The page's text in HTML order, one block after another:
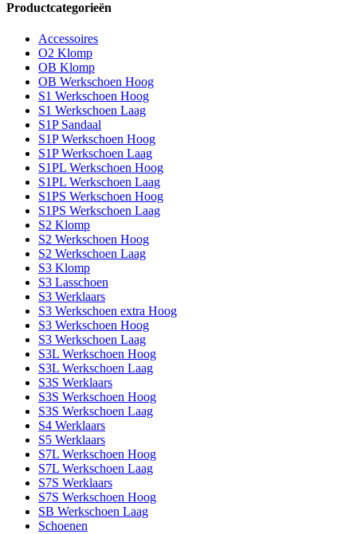
Productcategorieën
Accessoires
O2 Klomp
OB Klomp
OB Werkschoen Hoog
S1 Werkschoen Hoog
S1 Werkschoen Laag
S1P Sandaal
S1P Werkschoen Hoog
S1P Werkschoen Laag
S1PL Werkschoen Hoog
S1PL Werkschoen Laag
S1PS Werkschoen Hoog
S1PS Werkschoen Laag
S2 Klomp
S2 Werkschoen Hoog
S2 Werkschoen Laag
S3 Klomp
S3 Lasschoen
S3 Werklaars
S3 Werkschoen extra Hoog
S3 Werkschoen Hoog
S3 Werkschoen Laag
S3L Werkschoen Hoog
S3L Werkschoen Laag
S3S Werklaars
S3S Werkschoen Hoog
S3S Werkschoen Laag
S4 Werklaars
S5 Werklaars
S7L Werkschoen Hoog
S7L Werkschoen Laag
S7S Werklaars
S7S Werkschoen Hoog
SB Werkschoen Laag
Schoenen